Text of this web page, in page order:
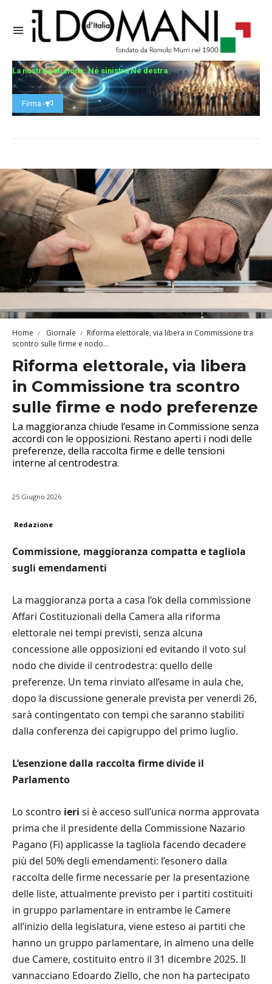
La nostra petizione: Né sinistra Né destra
Firma -
Home Giornale
Riforma elettorale, via libera in Commissione tra
scontro sulle firme e nodo...
Riforma elettorale, via libera
in Commissione tra scontro
sulle firme e nodo preferenze
La maggioranza chiude l’esame in Commissione senza
accordi con le opposizioni. Restano aperti i nodi delle
preferenze, della raccolta firme e delle tensioni
interne al centrodestra.
25 Giugno 2026
Redazione
Commissione, maggioranza compatta e tagliola
sugli emendamenti
La maggioranza porta a casa l’ok della commissione
Affari Costituzionali della Camera alla riforma
elettorale nei tempi previsti, senza alcuna
concessione alle opposizioni ed evitando il voto sul
nodo che divide il centrodestra: quello delle
preferenze. Un tema rinviato all’esame in aula che,
dopo la discussione generale prevista per venerdì 26,
sarà contingentato con tempi che saranno stabiliti
dalla conferenza dei capigruppo del primo luglio.
L’esenzione dalla raccolta firme divide il
Parlamento
Lo scontro ieri si è acceso sull’unica norma approvata
prima che il presidente della Commissione Nazario
Pagano (Fi) applicasse la tagliola facendo decadere
più del 50% degli emendamenti: l’esonero dalla
raccolta delle firme necessarie per la presentazione
delle liste, attualmente previsto per i partiti costituiti
in gruppo parlamentare in entrambe le Camere
all’inizio della legislatura, viene esteso ai partiti che
hanno un gruppo parlamentare, in almeno una delle
due Camere, costituito entro il 31 dicembre 2025. Il
vannacciano Edoardo Ziello, che non ha partecipato